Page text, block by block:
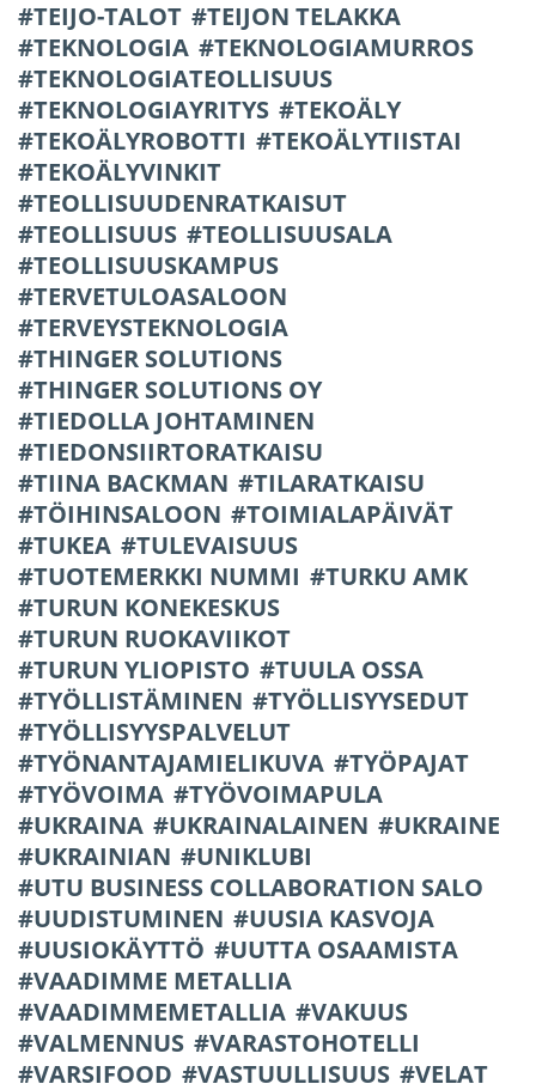
TEIJO-TALOT
TEIJON TELAKKA
TEKNOLOGIA
TEKNOLOGIAMURROS
TEKNOLOGIATEOLLISUUS
TEKNOLOGIAYRITYS
TEKOÄLY
TEKOÄLYROBOTTI
TEKOÄLYTIISTAI
TEKOÄLYVINKIT
TEOLLISUUDENRATKAISUT
TEOLLISUUS
TEOLLISUUSALA
TEOLLISUUSKAMPUS
TERVETULOASALOON
TERVEYSTEKNOLOGIA
THINGER SOLUTIONS
THINGER SOLUTIONS OY
TIEDOLLA JOHTAMINEN
TIEDONSIIRTORATKAISU
TIINA BACKMAN
TILARATKAISU
TÖIHINSALOON
TOIMIALAPÄIVÄT
TUKEA
TULEVAISUUS
TUOTEMERKKI NUMMI
TURKU AMK
TURUN KONEKESKUS
TURUN RUOKAVIIKOT
TURUN YLIOPISTO
TUULA OSSA
TYÖLLISTÄMINEN
TYÖLLISYYSEDUT
TYÖLLISYYSPALVELUT
TYÖNANTAJAMIELIKUVA
TYÖPAJAT
TYÖVOIMA
TYÖVOIMAPULA
UKRAINA
UKRAINALAINEN
UKRAINE
UKRAINIAN
UNIKLUBI
UTU BUSINESS COLLABORATION SALO
UUDISTUMINEN
UUSIA KASVOJA
UUSIOKÄYTTÖ
UUTTA OSAAMISTA
VAADIMME METALLIA
VAADIMMEMETALLIA
VAKUUS
VALMENNUS
VARASTOHOTELLI
VARSIFOOD
VASTUULLISUUS
VELAT